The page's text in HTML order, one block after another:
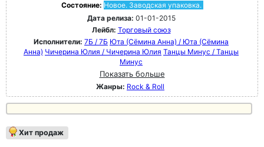
Состояние: Новое. Заводская упаковка.
Дата релиза: 01-01-2015
Лейбл: Торговый союз
Исполнители: 7Б / 7Б Юта (Сёмина Анна) / Юта (Сёмина
Анна) Чичерина Юлия / Чичерина Юлия Танцы Минус / Танцы
Минус
Показать больше
Жанры: Rock & Roll
Хит продаж